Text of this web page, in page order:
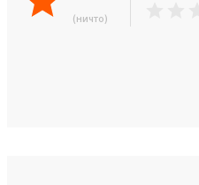
(ничто)